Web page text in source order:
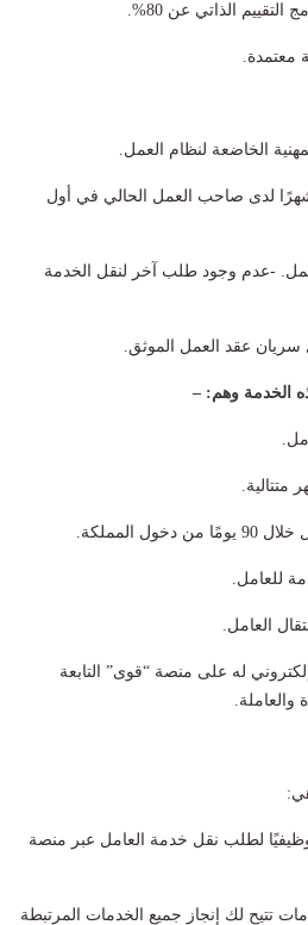
الذاتي عن 80%.
معتمدة.
الخاضعة لنظام العمل.
يكون العامل قد أكمل 12 شهرًا لدى صاحب العمل الحالي في أول
-عدم وجود طلب آخر لنقل الخدمة
سريان عقد العمل الموثق.
الخدمة وهم: –
متتالية.
المملكة.
للعامل.
العامل.
له على منصة “قوى” التابعة
والعاملة.
لطلب نقل خدمة العامل عبر منصة
تتيح لك إنجاز جميع الخدمات المرتبطة